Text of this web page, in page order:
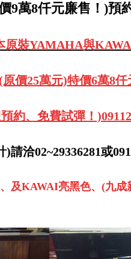
9萬8仟元廉售！)預
裝YAMAHA與
(原價25萬元)特價6萬8
約、免費試彈！
洽02~29336281或
及KAWAI亮黑色、 (九成